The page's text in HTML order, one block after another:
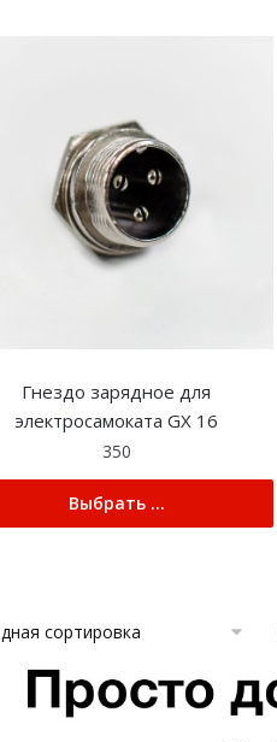
Гнездо зарядное для
электросамоката GX 16
350
Выбрать ...